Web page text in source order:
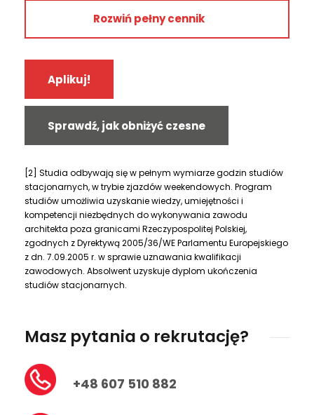
671 zł
Całkowity koszt studiów przy płatności ratalnej
semestralnie!
Całkowity koszt studiów przy płatności rocznej
lub semestralnej
9 400 zł
Rozwiń pełny cennik
Aplikuj!
Sprawdź, jak obniżyć czesne
[2] Studia odbywają się w pełnym wymiarze godzin studiów
stacjonarnych, w trybie zjazdów weekendowych. Program
studiów umożliwia uzyskanie wiedzy, umiejętności i
kompetencji niezbędnych do wykonywania zawodu
architekta poza granicami Rzeczypospolitej Polskiej,
zgodnych z Dyrektywą 2005/36/WE Parlamentu Europejskiego
z dn. 7.09.2005 r. w sprawie uznawania kwalifikacji
zawodowych. Absolwent uzyskuje dyplom ukończenia
studiów stacjonarnych.
Masz pytania o rekrutację?
+48 607 510 882